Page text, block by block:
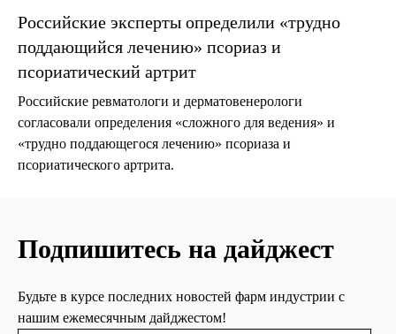
Российские эксперты определили «трудно
поддающийся лечению» псориаз и
псориатический артрит
Российские ревматологи и дерматовенерологи
согласовали определения «сложного для ведения» и
«трудно поддающегося лечению» псориаза и
псориатического артрита.
Подпишитесь на дайджест
Будьте в курсе последних новостей фарм индустрии с
нашим ежемесячным дайджестом!